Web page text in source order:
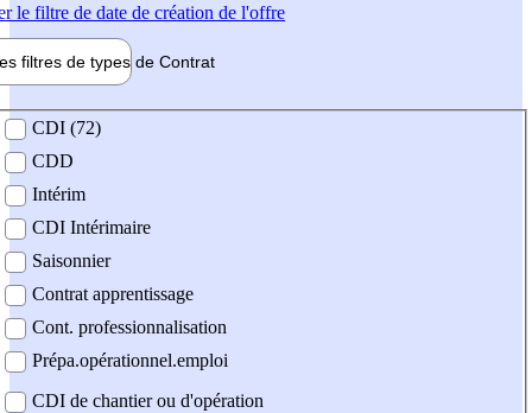
le filtre de date de création de l'offre
filtres de types de Contrat
contrat
CDI (72)
CDD
Intérim
CDI Intérimaire
Saisonnier
Contrat apprentissage
Cont. professionnalisation
Prépa.opérationnel.emploi
CDI de chantier ou d'opération